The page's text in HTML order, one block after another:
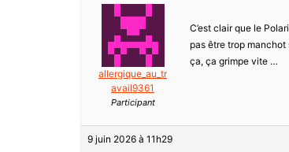
allergique_au_tr
avail9361
Participant
C’est clair que le
pas être trop manchot
ça, ça grimpe vite …
9 juin 2026 à 11h29